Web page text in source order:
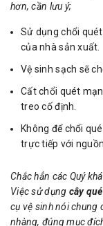
hơn, cần lưu ý;
Sử dụng chổi
của nhà sản xuất.
Vệ sinh sạch sẽ
Cất chổi quét
treo cố định.
Không để chổi
trực tiếp với
Chắc hẳn các Quý
Việc sử dụng cây
cụ vệ sinh nói chung
nhàng, đúng mục